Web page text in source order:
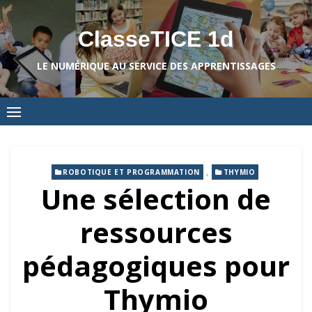
Skip
to
content
ClasseTICE 1d
LE NUMÉRIQUE AU SERVICE DES APPRENTISSAGES
ROBOTIQUE ET PROGRAMMATION , THYMIO
Une sélection de
ressources
pédagogiques pour
Thymio